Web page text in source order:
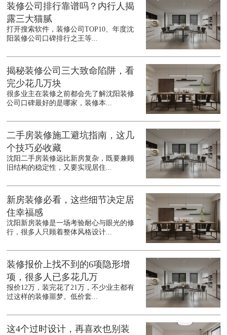
装修公司排行靠谱吗？内行人揭
露三大猫腻
打开搜索软件，装修公司TOP10、年度沈
阳装修公司口碑排行之王等...
揭秘装修公司三大致命陷阱，看
完少花几万块
很多业主在装修之前都会先了解沈阳装修
公司口碑最好的是哪家，装修本...
二手房装修施工避坑指南，这几
个技巧必收藏
沈阳二手房装修远比新房复杂，既要兼顾
旧结构的稳定性，又要实现居住...
新房装修必看，这些细节决定居
住幸福感
沈阳新房装修是一场考验耐心与眼光的修
行，很多人只顾着整体风格设计...
装修报价上找不到的6项隐形增
项，很多人已多花几万
报价12万，装完花了21万，不少业主都有
过这样的装修噩梦。低价套...
这4个过时设计，再喜欢也别装